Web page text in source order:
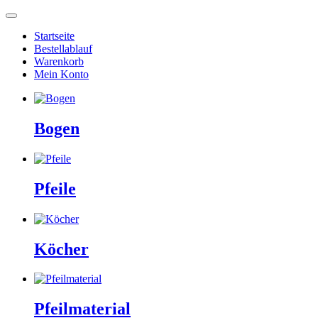
Startseite
Bestellablauf
Warenkorb
Mein Konto
Bogen
Pfeile
Köcher
Pfeilmaterial